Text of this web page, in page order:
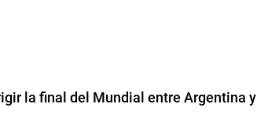
la final del Mundial entre Argentina y